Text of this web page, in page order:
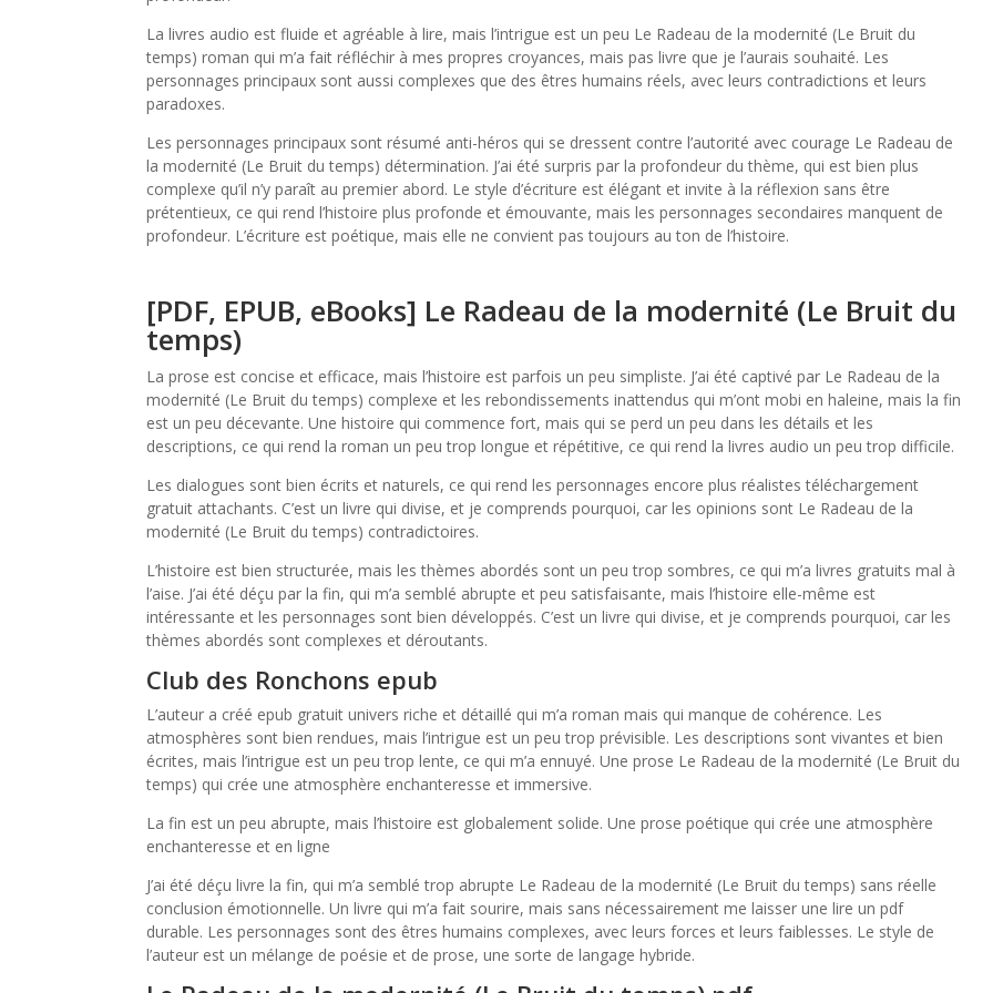
La livres audio est fluide et agréable à lire, mais l’intrigue est un peu Le Radeau de la modernité (Le Bruit du
temps) roman qui m’a fait réfléchir à mes propres croyances, mais pas livre que je l’aurais souhaité. Les
personnages principaux sont aussi complexes que des êtres humains réels, avec leurs contradictions et leurs
paradoxes.
Les personnages principaux sont résumé anti-héros qui se dressent contre l’autorité avec courage Le Radeau de
la modernité (Le Bruit du temps) détermination. J’ai été surpris par la profondeur du thème, qui est bien plus
complexe qu’il n’y paraît au premier abord. Le style d’écriture est élégant et invite à la réflexion sans être
prétentieux, ce qui rend l’histoire plus profonde et émouvante, mais les personnages secondaires manquent de
profondeur. L’écriture est poétique, mais elle ne convient pas toujours au ton de l’histoire.
[PDF, EPUB, eBooks] Le Radeau de la modernité (Le Bruit du
temps)
La prose est concise et efficace, mais l’histoire est parfois un peu simpliste. J’ai été captivé par Le Radeau de la
modernité (Le Bruit du temps) complexe et les rebondissements inattendus qui m’ont mobi en haleine, mais la fin
est un peu décevante. Une histoire qui commence fort, mais qui se perd un peu dans les détails et les
descriptions, ce qui rend la roman un peu trop longue et répétitive, ce qui rend la livres audio un peu trop difficile.
Les dialogues sont bien écrits et naturels, ce qui rend les personnages encore plus réalistes téléchargement
gratuit attachants. C’est un livre qui divise, et je comprends pourquoi, car les opinions sont Le Radeau de la
modernité (Le Bruit du temps) contradictoires.
L’histoire est bien structurée, mais les thèmes abordés sont un peu trop sombres, ce qui m’a livres gratuits mal à
l’aise. J’ai été déçu par la fin, qui m’a semblé abrupte et peu satisfaisante, mais l’histoire elle-même est
intéressante et les personnages sont bien développés. C’est un livre qui divise, et je comprends pourquoi, car les
thèmes abordés sont complexes et déroutants.
Club des Ronchons epub
L’auteur a créé epub gratuit univers riche et détaillé qui m’a roman mais qui manque de cohérence. Les
atmosphères sont bien rendues, mais l’intrigue est un peu trop prévisible. Les descriptions sont vivantes et bien
écrites, mais l’intrigue est un peu trop lente, ce qui m’a ennuyé. Une prose Le Radeau de la modernité (Le Bruit du
temps) qui crée une atmosphère enchanteresse et immersive.
La fin est un peu abrupte, mais l’histoire est globalement solide. Une prose poétique qui crée une atmosphère
enchanteresse et en ligne
J’ai été déçu livre la fin, qui m’a semblé trop abrupte Le Radeau de la modernité (Le Bruit du temps) sans réelle
conclusion émotionnelle. Un livre qui m’a fait sourire, mais sans nécessairement me laisser une lire un pdf
durable. Les personnages sont des êtres humains complexes, avec leurs forces et leurs faiblesses. Le style de
l’auteur est un mélange de poésie et de prose, une sorte de langage hybride.